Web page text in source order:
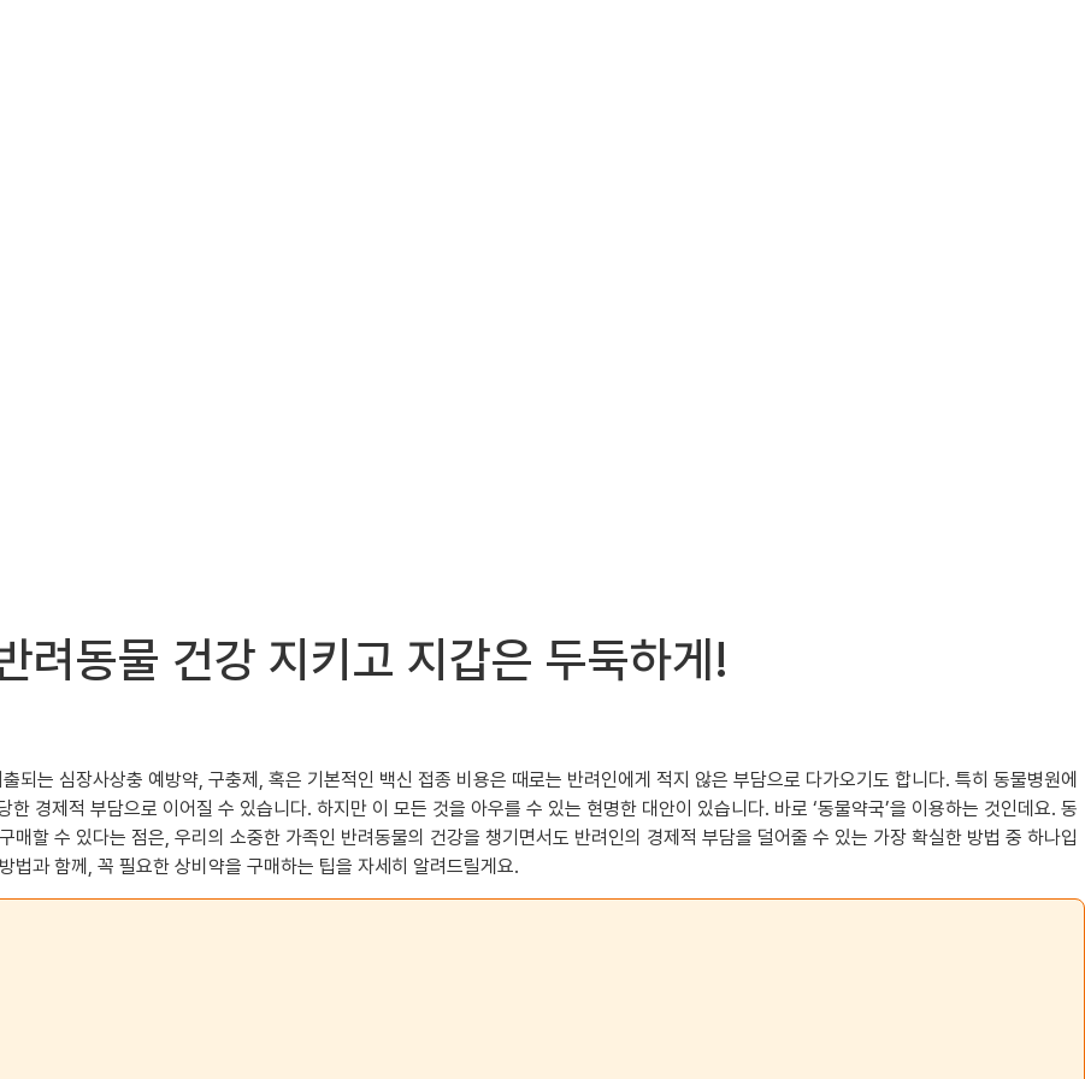
려동물 건강 지키고 지갑은 두둑하게!
되는 심장사상충 예방약, 구충제, 혹은 기본적인 백신 접종 비용은 때로는 반려인에게 적지 않은 부담으로 다가오기도 합니다. 특히 동물병원에
경제적 부담으로 이어질 수 있습니다. 하지만 이 모든 것을 아우를 수 있는 현명한 대안이 있습니다. 바로 ‘동물약국’을 이용하는 것인데요. 동
할 수 있다는 점은, 우리의 소중한 가족인 반려동물의 건강을 챙기면서도 반려인의 경제적 부담을 덜어줄 수 있는 가장 확실한 방법 중 하나입
과 함께, 꼭 필요한 상비약을 구매하는 팁을 자세히 알려드릴게요.